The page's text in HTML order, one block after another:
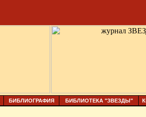
БИБЛИОГРАФИЯ БИБЛИОТЕКА "ЗВЕЗДЫ"